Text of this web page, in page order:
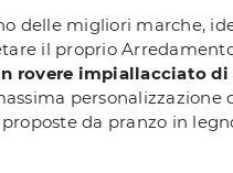
delle migliori marche,
il proprio
rovere impiallacciato di
personalizzazione
da pranzo in